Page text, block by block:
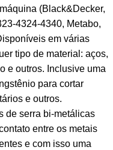
(Black&Decker,
4324-4340, Metabo,
em várias
tipo de material: aços,
e outros. Inclusive uma
para cortar
e outros.
de serra bi-metálicas
entre os metais
e com isso uma